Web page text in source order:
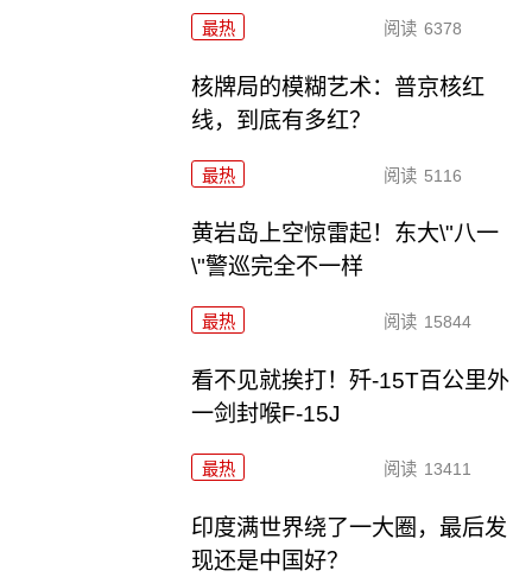
最热 阅读 6378
核牌局的模糊艺术：普京核红
线，到底有多红？
最热 阅读 5116
黄岩岛上空惊雷起！东大\"八一
\"警巡完全不一样
最热 阅读 15844
看不见就挨打！歼-15T百公里外
一剑封喉F-15J
最热 阅读 13411
印度满世界绕了一大圈，最后发
现还是中国好？